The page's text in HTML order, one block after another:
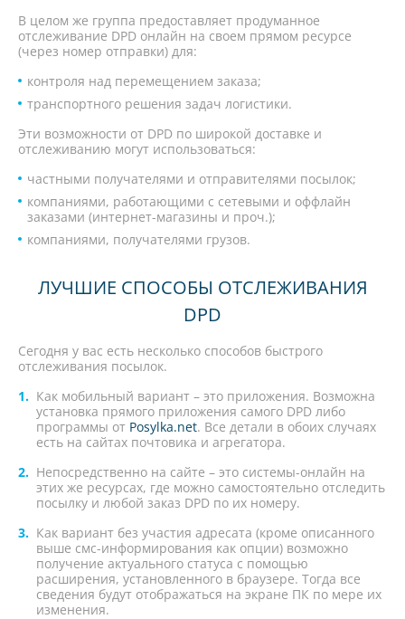
В целом же группа предоставляет продуманное
отслеживание DPD онлайн на своем прямом ресурсе
(через номер отправки) для:
контроля над перемещением заказа;
транспортного решения задач логистики.
Эти возможности от DPD по широкой доставке и
отслеживанию могут использоваться:
частными получателями и отправителями посылок;
компаниями, работающими с сетевыми и оффлайн
заказами (интернет-магазины и проч.);
компаниями, получателями грузов.
ЛУЧШИЕ СПОСОБЫ ОТСЛЕЖИВАНИЯ
DPD
Сегодня у вас есть несколько способов быстрого
отслеживания посылок.
Как мобильный вариант – это приложения. Возможна
установка прямого приложения самого DPD либо
программы от Posylka.net. Все детали в обоих случаях
есть на сайтах почтовика и агрегатора.
Непосредственно на сайте – это системы-онлайн на
этих же ресурсах, где можно самостоятельно отследить
посылку и любой заказ DPD по их номеру.
Как вариант без участия адресата (кроме описанного
выше смс-информирования как опции) возможно
получение актуального статуса с помощью
расширения, установленного в браузере. Тогда все
сведения будут отображаться на экране ПК по мере их
изменения.